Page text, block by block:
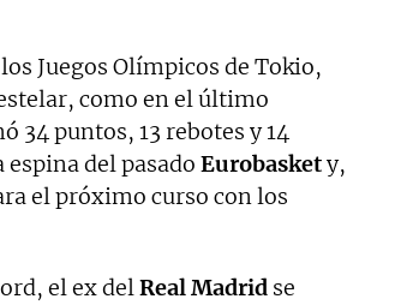
Juegos Olímpicos de Tokio,
como en el último
34 puntos, 13 rebotes y 14
espina del pasado Eurobaskety,
el próximo curso con los
el ex delReal Madrid se